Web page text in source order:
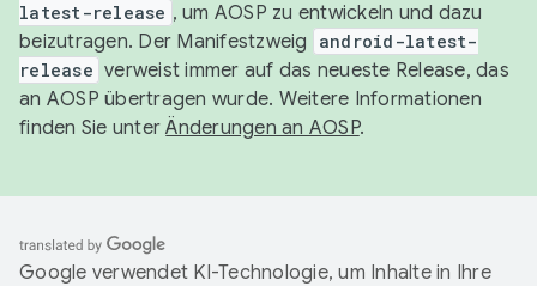
latest-release , um AOSP zu entwickeln und dazu
beizutragen. Der Manifestzweig
android-latest-
release verweist immer auf das neueste Release, das
an AOSP übertragen wurde. Weitere Informationen
finden Sie unterÄnderungen an AOSP.
Google verwendet KI-Technologie, um Inhalte in Ihre